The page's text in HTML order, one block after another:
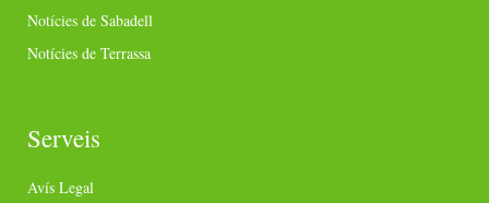
Notícies de Sabadell
Notícies de Terrassa
Serveis
Avís Legal